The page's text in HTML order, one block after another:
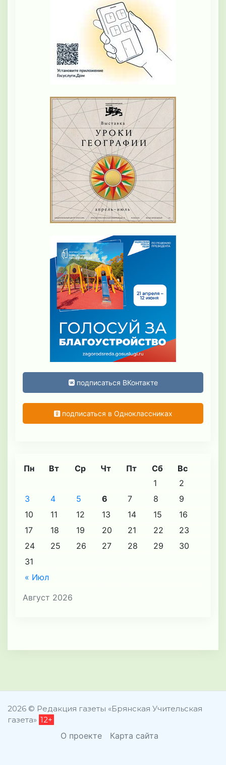
подписаться ВКонтакте
подписаться в Одноклассниках
Август 2026
Пн Вт Ср Чт Пт Сб Вс
« Июл
1
2
3
4 5 6 7 8
9
10
11 12 13 14 15
16
17
18 19 20 21 22
23
24
25 26 27 28 29
30
31
2026 © Редакция газеты «Брянская Учительская
газета» 12+
О проекте Карта сайта